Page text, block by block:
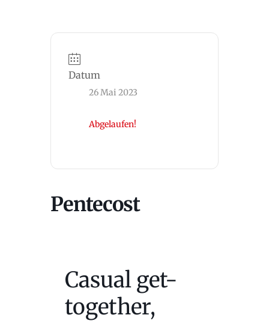
Datum
26 Mai 2023
Abgelaufen!
Pentecost
Casual get-
together,